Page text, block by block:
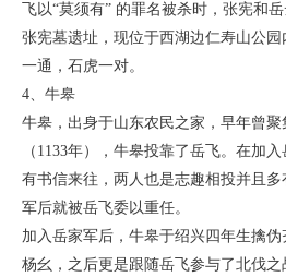
飞以“莫须有” 的罪名被杀时，张宪和岳
张宪墓遗址，现位于西湖边仁寿山公
一通，石虎一对。
4、牛皋
牛皋，出身于山东农民之家，早年曾
（1133年），牛皋投靠了岳飞。在加
有书信来往，两人也是志趣相投并且
军后就被岳飞委以重任。
加入岳家军后，牛皋于绍兴四年生擒
杨幺，之后更是跟随岳飞参与了北伐之